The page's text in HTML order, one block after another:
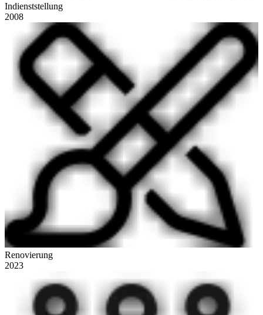
Indienststellung
2008
Renovierung
2023